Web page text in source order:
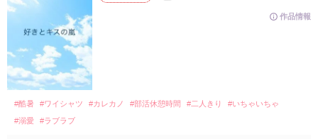
作品情報
#酷暑 #ワイシャツ #カレカノ #部活休憩時間 #二人きり
#いちゃいちゃ
#溺愛
#ラブラブ